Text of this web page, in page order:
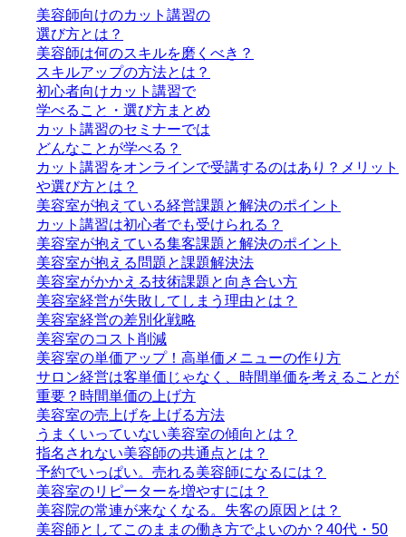
美容師向けのカット講習の
選び方とは？
美容師は何のスキルを磨くべき？
スキルアップの方法とは？
初心者向けカット講習で
学べること・選び方まとめ
カット講習のセミナーでは
どんなことが学べる？
カット講習をオンラインで受講するのはあり？メリット
や選び方とは？
美容室が抱えている経営課題と解決のポイント
カット講習は初心者でも受けられる？
美容室が抱えている集客課題と解決のポイント
美容室が抱える問題と課題解決法
美容室がかかえる技術課題と向き合い方
美容室経営が失敗してしまう理由とは？
美容室経営の差別化戦略
美容室のコスト削減
美容室の単価アップ！高単価メニューの作り方
サロン経営は客単価じゃなく、時間単価を考えることが
重要？時間単価の上げ方
美容室の売上げを上げる方法
うまくいっていない美容室の傾向とは？
指名されない美容師の共通点とは？
予約でいっぱい。売れる美容師になるには？
美容室のリピーターを増やすには？
美容院の常連が来なくなる。失客の原因とは？
美容師としてこのままの働き方でよいのか？40代・50